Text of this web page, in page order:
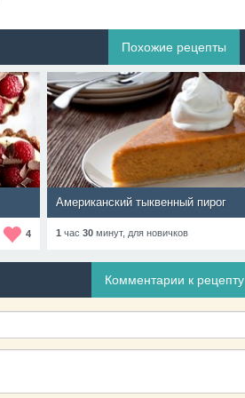
Похожие рецепты
4
Американский тыквенный пирог
1 час 30минут, для новичков
Комментарии к рецепту